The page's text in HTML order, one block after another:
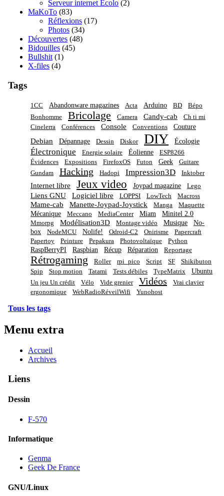
Serveur internet Écolo (2)
MaKoTo (83)
Réflexions (17)
Photos (34)
Découvertes (48)
Bidouilles (45)
Bullshit (1)
X-files (4)
Tags
1CC Abandonware magazines Acta Arduino BD
Bépo
Bonhomme
Bricolage Camera Candy-cab
Ch ti mi
Cinelerra
Conférences Console Conventions Couture
Debian Dépannage Dessin Diskor DIY Écologie
Électronique Energie solaire Éolienne
ESP8266
Évidences
Expositions FirefoxOS Futon Geek
Guitare
Gundam
Hacking Hadopi Impression3D Inktober
Internet libre Jeux video Joypad magazine Lego
Liens GNU Logiciel libre LOPPSI LowTech Macross
Mame-cab Manette-Joypad-Joystick Manga Maquette
Mécanique Meccano MediaCenter Miam Minitel 2.0
Mmorpg Modélisation3D Montage vidéo Musique
No-
box
NodeMCU Nolife! Odroid-C2 Onirisme
Papercraft
Papertoy
Peinture Pepakura Photovoltaïque Python
RaspBerryPI Raspbian Récup Réparation Reportage
Rétrogaming Roller rpi_pico Script SF
Shikibuton
Spip
Stop motion Tatami Tests débiles TypeMatrix Ubuntu
Un jeu Un crédit Vélo Vide grenier Vidéos
Vrai clavier
ergonomique
WebRadioRéveilWifi Yunohost
Tous les tags
Menu extra
Accueil
Archives
Liens
Dessin
F-570
Informatique
Genma
Geek De France
GNU/Linux